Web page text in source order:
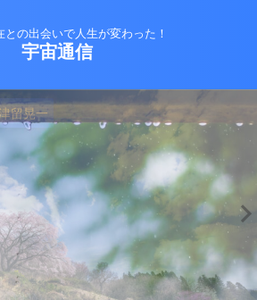
との出会いで人生が変わった！
宇宙通信
留晃一
一